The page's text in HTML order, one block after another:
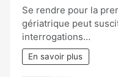
Se rendre pour la
gériatrique peut
interrogations…
En savoir plus